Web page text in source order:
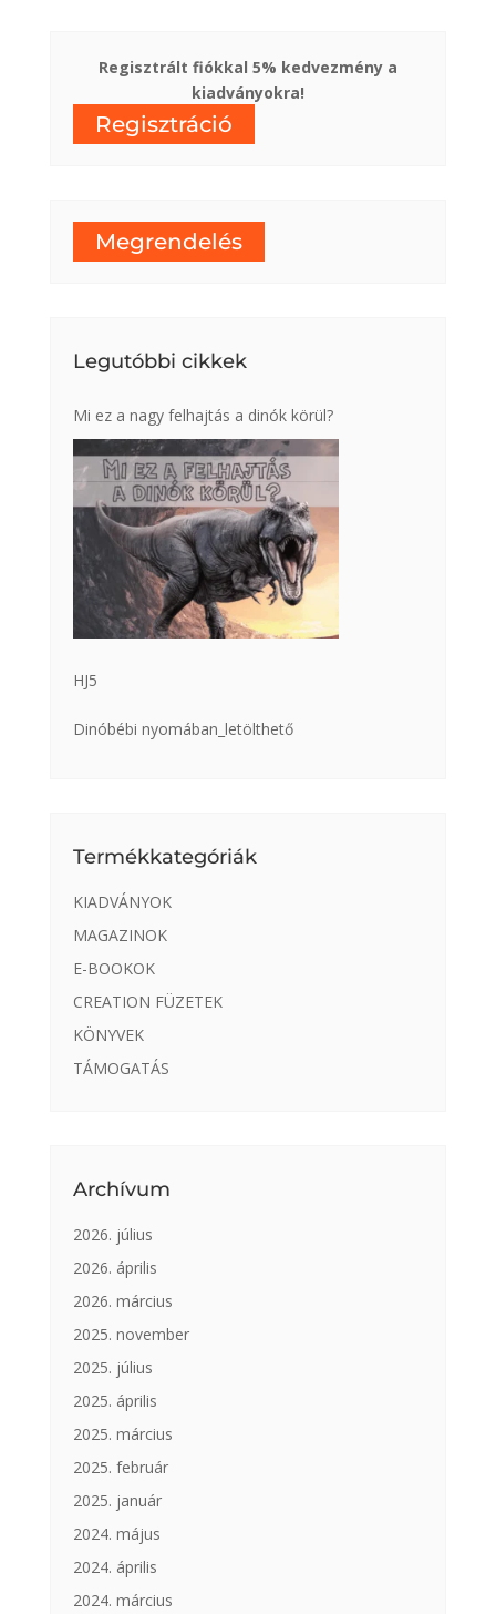
Regisztrált fiókkal 5% kedvezmény a
kiadványokra!
Regisztráció
Megrendelés
Legutóbbi cikkek
Mi ez a nagy felhajtás a dinók körül?
HJ5
Dinóbébi nyomában_letölthető
Termékkategóriák
KIADVÁNYOK
MAGAZINOK
E-BOOKOK
CREATION FÜZETEK
KÖNYVEK
TÁMOGATÁS
Archívum
2026. július
2026. április
2026. március
2025. november
2025. július
2025. április
2025. március
2025. február
2025. január
2024. május
2024. április
2024. március